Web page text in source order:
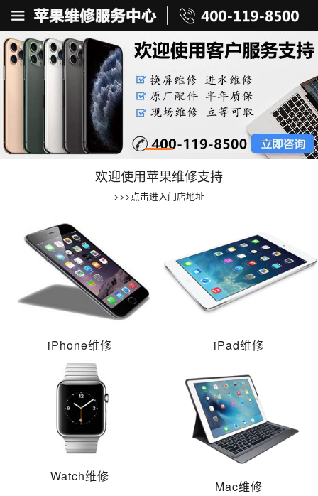
欢迎使用苹果维修支持
>>>点击进入门店地址
iPhone维修 iPad维修
Watch维修
Mac维修